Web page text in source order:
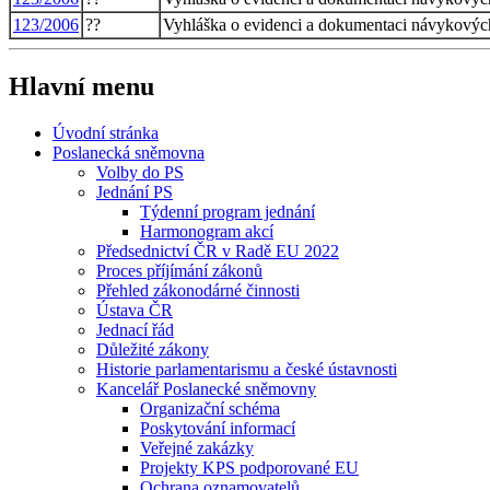
123/2006 ?? Vyhláška o evidenci a dokumentaci
Hlavní menu
Úvodní stránka
Poslanecká sněmovna
Volby do PS
Jednání PS
Týdenní program jednání
Harmonogram akcí
Předsednictví ČR v Radě EU 2022
Proces příjímání zákonů
Přehled zákonodárné činnosti
Ústava ČR
Jednací řád
Důležité zákony
Historie parlamentarismu a české ústavnosti
Kancelář Poslanecké sněmovny
Organizační schéma
Poskytování informací
Veřejné zakázky
Projekty KPS podporované EU